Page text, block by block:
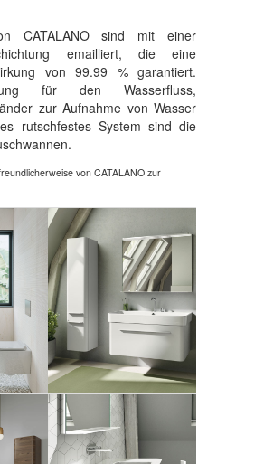
CATALANO sind mit einer
emailliert, die eine
von 99.99 % garantiert.
für den Wasserfluss,
zur Aufnahme von Wasser
rutschfestes System sind die
von CATALANO zur